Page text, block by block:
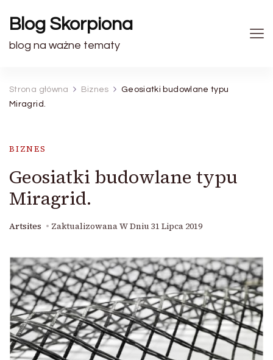
Blog Skorpiona
blog na ważne tematy
Strona główna Biznes
Geosiatki budowlane typu
Miragrid.
BIZNES
Geosiatki budowlane typu
Miragrid.
Artsites Zaktualizowana W Dniu 31 Lipca 2019